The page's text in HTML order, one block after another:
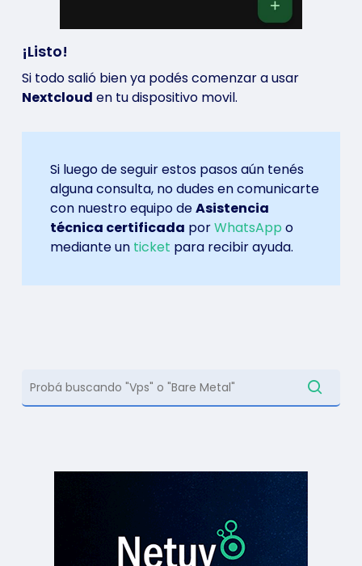
¡Listo!
Si todo salió bien ya podés comenzar a usar
Nextcloud en tu dispositivo movil.
Si luego de seguir estos pasos aún tenés
alguna consulta, no dudes en comunicarte
con nuestro equipo deAsistencia
técnica certificada porWhatsApp o
mediante un ticket para recibir ayuda.